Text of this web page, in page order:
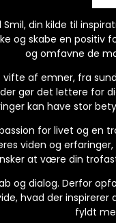
din kilde til
og skabe en positiv
og omfavne de
vifte af emner, fra
gør det lettere for
kan have stor
for livet og en
viden og
at være din
dialog. Derfor
hvad der
fyldt